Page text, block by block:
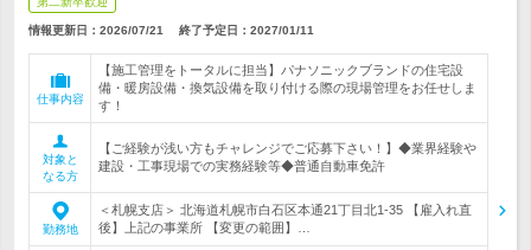
情報更新日：2026/07/21 終了予定日： 2027/01/11
仕事内容
【施工管理をトータルに担当】パナソニックブランドの住宅設
備・暖房設備・換気設備を取り付ける際の現場管理をお任せしま
す！
対象と
なる方
【ご経験が浅い方もチャレンジでご応募下さい！】◆業界経験や
建設・工事現場での実務経験等◆普通自動車免許
勤務地
＜札幌支店＞ 北海道札幌市白石区本通21丁目北1-35 【雇入れ直
後】上記の事業所 【変更の範囲】…